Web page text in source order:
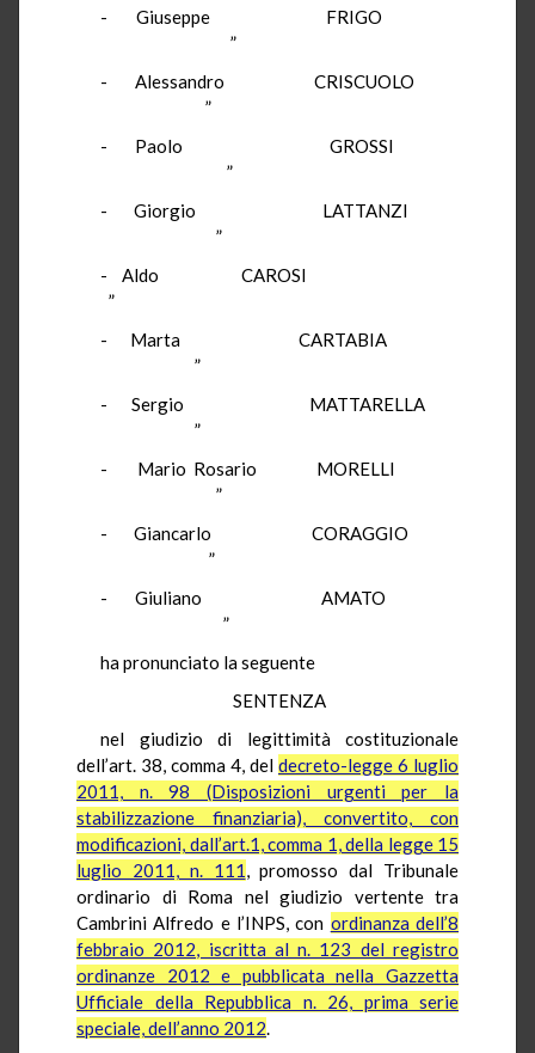
- Giuseppe FRIGO
”
- Alessandro CRISCUOLO
”
- Paolo GROSSI
”
- Giorgio LATTANZI
”
- Aldo CAROSI
”
- Marta CARTABIA
”
- Sergio MATTARELLA
”
- Mario Rosario MORELLI
”
- Giancarlo CORAGGIO
”
- Giuliano AMATO
”
ha pronunciato la seguente
SENTENZA
nel giudizio di legittimità costituzionale
dell’art. 38, comma 4, del decreto-legge 6 luglio
2011, n. 98 (Disposizioni urgenti per la
stabilizzazione finanziaria), convertito, con
modificazioni, dall’art.1, comma 1, della legge 15
luglio 2011, n. 111, promosso dal Tribunale
ordinario di Roma nel giudizio vertente tra
Cambrini Alfredo e l’INPS, con ordinanza dell’8
febbraio 2012, iscritta al n. 123 del registro
ordinanze 2012 e pubblicata nella Gazzetta
Ufficiale della Repubblica n. 26, prima serie
speciale, dell’anno 2012.